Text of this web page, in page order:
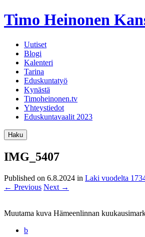
Timo Heinonen
Uutiset
Blogi
Kalenteri
Tarina
Eduskuntatyö
Kynästä
Timoheinonen.tv
Yhteystiedot
Eduskuntavaalit 2023
Haku
IMG_5407
Published on 6.8.2024 in Laki vuodelta
← Previous Next →
Muutama kuva Hämeenlinnan
b